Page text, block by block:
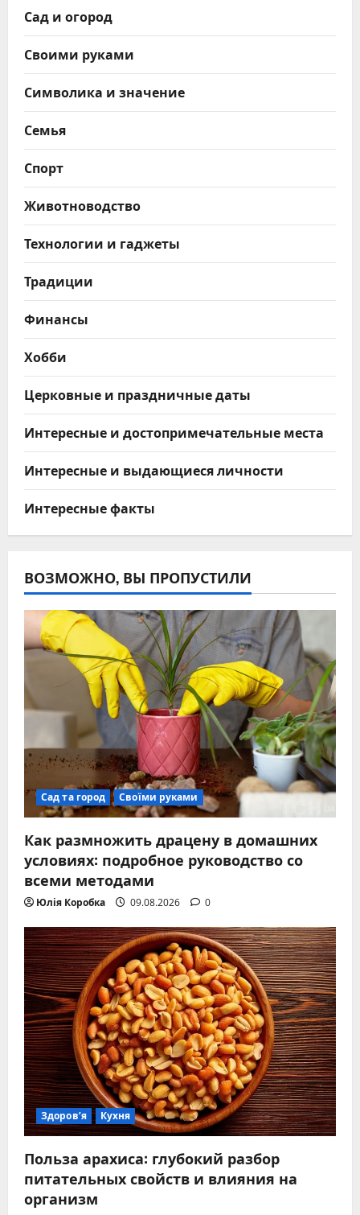
Сад и огород
Своими руками
Символика и значение
Семья
Спорт
Животноводство
Технологии и гаджеты
Традиции
Финансы
Хобби
Церковные и праздничные даты
Интересные и достопримечательные места
Интересные и выдающиеся личности
Интересные факты
ВОЗМОЖНО, ВЫ ПРОПУСТИЛИ
Сад та город Своїми руками
Как размножить драцену в домашних
условиях: подробное руководство со
всеми методами
Юлія Коробка 09.08.2026 0
Здоров’я Кухня
Польза арахиса: глубокий разбор
питательных свойств и влияния на
организм